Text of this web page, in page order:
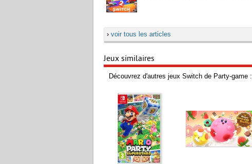
› voir tous les articles
Jeux similaires
Découvrez d'autres jeux Switch de Party-game :